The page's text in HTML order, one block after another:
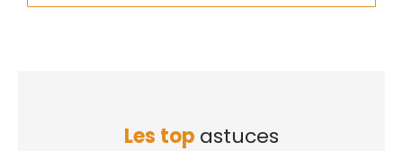
Les top astuces